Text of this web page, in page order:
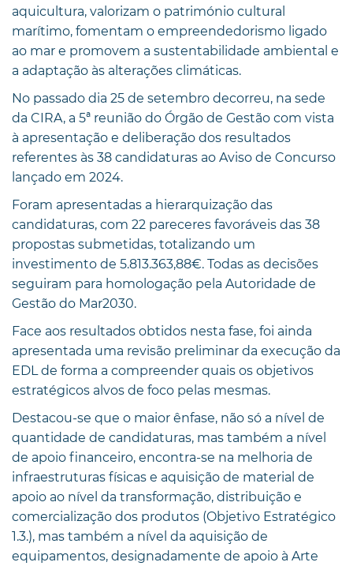
aquicultura, valorizam o património cultural
marítimo, fomentam o empreendedorismo ligado
ao mar e promovem a sustentabilidade ambiental e
a adaptação às alterações climáticas.
No passado dia 25 de setembro decorreu, na sede
da CIRA, a 5ª reunião do Órgão de Gestão com vista
à apresentação e deliberação dos resultados
referentes às 38 candidaturas ao Aviso de Concurso
lançado em 2024.
Foram apresentadas a hierarquização das
candidaturas, com 22 pareceres favoráveis das 38
propostas submetidas, totalizando um
investimento de 5.813.363,88€. Todas as decisões
seguiram para homologação pela Autoridade de
Gestão do Mar2030.
Face aos resultados obtidos nesta fase, foi ainda
apresentada uma revisão preliminar da execução da
EDL de forma a compreender quais os objetivos
estratégicos alvos de foco pelas mesmas.
Destacou-se que o maior ênfase, não só a nível de
quantidade de candidaturas, mas também a nível
de apoio financeiro, encontra-se na melhoria de
infraestruturas físicas e aquisição de material de
apoio ao nível da transformação, distribuição e
comercialização dos produtos (Objetivo Estratégico
1.3.), mas também a nível da aquisição de
equipamentos, designadamente de apoio à Arte